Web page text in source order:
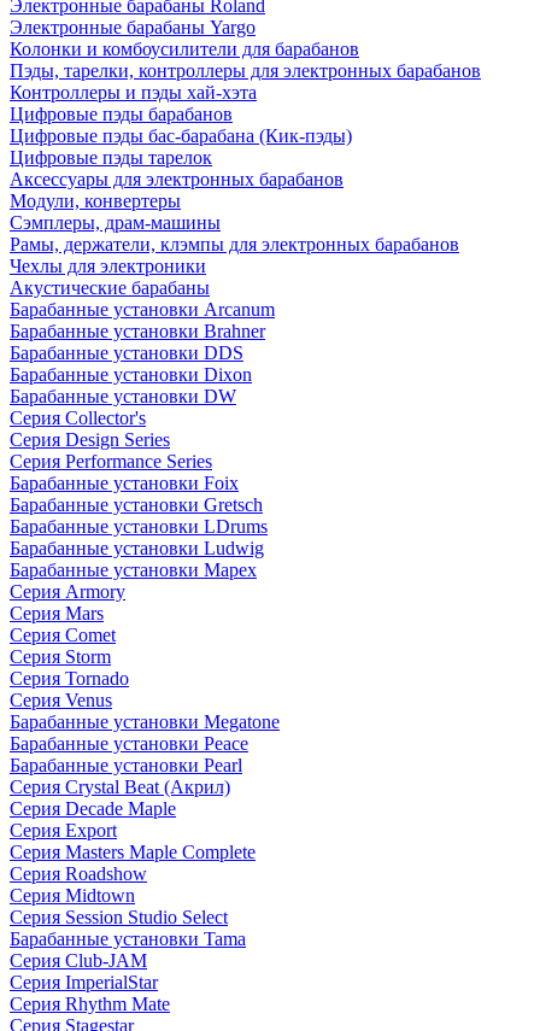
Электронные барабаны Roland
Электронные барабаны Yargo
Колонки и комбоусилители для барабанов
Пэды, тарелки, контроллеры для электронных барабанов
Контроллеры и пэды хай-хэта
Цифровые пэды барабанов
Цифровые пэды бас-барабана (Кик-пэды)
Цифровые пэды тарелок
Аксессуары для электронных барабанов
Модули, конвертеры
Сэмплеры, драм-машины
Рамы, держатели, клэмпы для электронных барабанов
Чехлы для электроники
Акустические барабаны
Барабанные установки Arcanum
Барабанные установки Brahner
Барабанные установки DDS
Барабанные установки Dixon
Барабанные установки DW
Серия Collector's
Серия Design Series
Серия Performance Series
Барабанные установки Foix
Барабанные установки Gretsch
Барабанные установки LDrums
Барабанные установки Ludwig
Барабанные установки Mapex
Серия Armory
Серия Mars
Серия Comet
Серия Storm
Серия Tornado
Серия Venus
Барабанные установки Megatone
Барабанные установки Peace
Барабанные установки Pearl
Серия Crystal Beat (Акрил)
Серия Decade Maple
Серия Export
Серия Masters Maple Complete
Серия Roadshow
Серия Midtown
Серия Session Studio Select
Барабанные установки Tama
Серия Club-JAM
Серия ImperialStar
Серия Rhythm Mate
Серия Stagestar